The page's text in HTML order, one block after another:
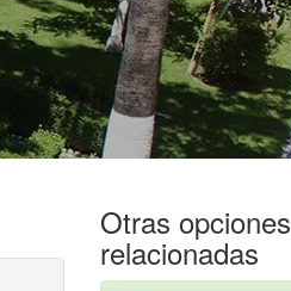
Otras opciones
relacionadas